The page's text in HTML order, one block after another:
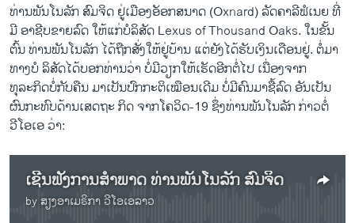
ທ່ານພັນໂນລັກ ສົມຈິດ ຢູ່ເມືອງອັອກສນາດ (Oxnard) ລັດຄາລີຟໍເນຍ ທີ່
ມີ ອາຊີບຂາຍລົດ ໃຫ້ແກ່ບໍລິສັດ Lexus of Thousand Oaks. ໃນຂັ້ນ
ຕົ້ນ ທ່ານພັນໂນລັກ ໄດ້ຖືກສັ່ງໃຫ້ຢູ່ບ້ານ ແຕ່ຍັງໄດ້ຮັບເງິນເດືອນຢູ່. ຕໍ່ມາ
ທາງບໍ ລິສັດໄດ້ບອກທ່ານວ່າ ບໍ່ມີວຽກໃຫ້ເຮັດອີກຕໍ່ໄປ ເນື່ອງຈາກ
ທຸລະກິດບໍ່ກັບຄືນ ມາເປັນປົກກະຕິເໝືອນເດີມ ບໍ່ມີຄົນມາຊື້ລົດ ອັນເປັນ
ຜົນກະທົບດ້ານເສດຖະ ກິດ ຈາກໂຄວິດ-19 ຊຶ່ງທ່ານພັນໂນລັກ ກ່າວຕໍ່
ວີໂອເອ ວ່າ:
ເຊີນຟັງການສຳພາດ ທ່ານພັນໂນລັກ ສົມຈິດ
by ສຽງອາເມຣິກາ ວີໂອເອລາວ
No media source currently available